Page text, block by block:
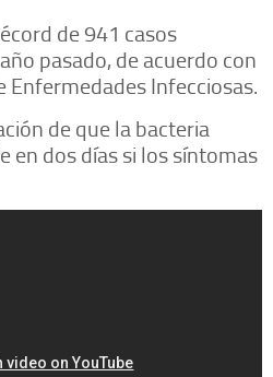
de 941 casos
pasado, de acuerdo con
Infecciosas.
de que la bacteria
en dos días si los síntomas